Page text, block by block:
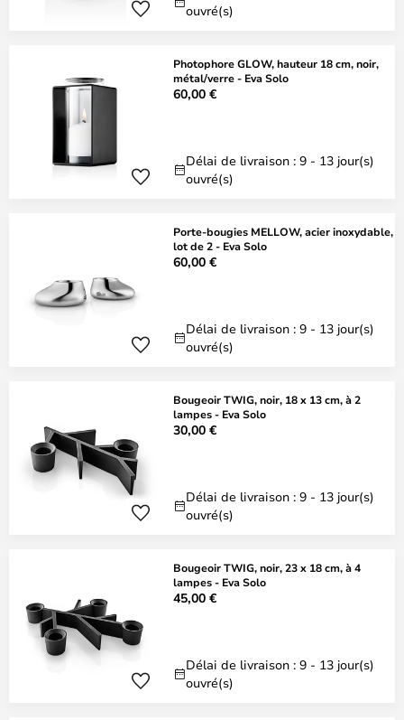
ouvré(s)
Photophore GLOW, hauteur 18 cm, noir,
métal/verre - Eva Solo
60,00 €
Délai de livraison : 9 - 13 jour(s)
ouvré(s)
Porte-bougies MELLOW, acier inoxydable,
lot de 2 - Eva Solo
60,00 €
Délai de livraison : 9 - 13 jour(s)
ouvré(s)
Bougeoir TWIG, noir, 18 x 13 cm, à 2
lampes - Eva Solo
30,00 €
Délai de livraison : 9 - 13 jour(s)
ouvré(s)
Bougeoir TWIG, noir, 23 x 18 cm, à 4
lampes - Eva Solo
45,00 €
Délai de livraison : 9 - 13 jour(s)
ouvré(s)